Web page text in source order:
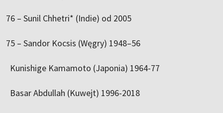
76 – Sunil Chhetri* (Indie) od 2005
75 – Sandor Kocsis (Węgry) 1948–56
Kunishige Kamamoto (Japonia) 1964-77
Basar Abdullah (Kuwejt) 1996-2018